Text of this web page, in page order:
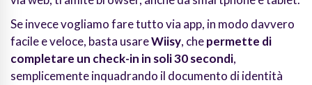
Se invece vogliamo fare tutto via app, in modo davvero
facile e veloce, basta usareWiisy, chepermette di
completare un check-in in soli 30 secondi,
semplicemente inquadrando il documento di identità